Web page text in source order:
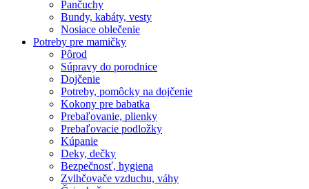
Pančuchy
Bundy, kabáty, vesty
Nosiace oblečenie
Potreby pre mamičky
Pôrod
Súpravy do porodnice
Dojčenie
Potreby, pomôcky na dojčenie
Kokony pre babatka
Prebaľovanie, plienky
Prebaľovacie podložky
Kúpanie
Deky, dečky
Bezpečnosť, hygiena
Zvlhčovače vzduchu, váhy